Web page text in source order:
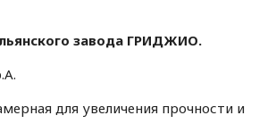
завода ГРИДЖИО.
для увеличения прочности и